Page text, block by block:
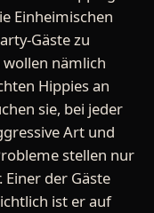
Einheimischen
Gäste zu
nämlich
Hippies an
sie, bei jeder
Art und
stellen nur
der Gäste
ist er auf